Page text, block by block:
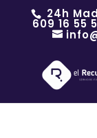
24h
609 16 55